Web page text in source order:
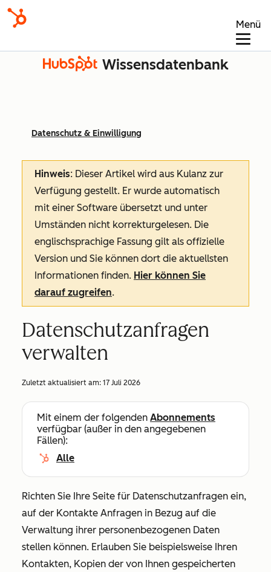
Menü
Wissensdatenbank
Datenschutz & Einwilligung
Hinweis: Dieser Artikel wird aus Kulanz zur
Verfügung gestellt. Er wurde automatisch
mit einer Software übersetzt und unter
Umständen nicht korrekturgelesen. Die
englischsprachige Fassung gilt als offizielle
Version und Sie können dort die aktuellsten
Informationen finden. Hier können Sie
darauf zugreifen.
Datenschutzanfragen
verwalten
Zuletzt aktualisiert am: 17 Juli 2026
Mit einem der folgenden Abonnements
verfügbar (außer in den angegebenen
Fällen):
Alle
Richten Sie Ihre Seite für Datenschutzanfragen ein,
auf der Kontakte Anfragen in Bezug auf die
Verwaltung ihrer personenbezogenen Daten
stellen können. Erlauben Sie beispielsweise Ihren
Kontakten, Kopien der von Ihnen gespeicherten